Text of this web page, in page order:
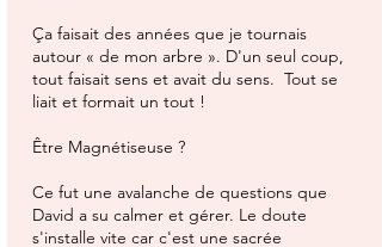
Ça faisait des années que je tournais
autour « de mon arbre ». D'un seul coup,
tout faisait sens et avait du sens. Tout se
liait et formait un tout !
Être Magnétiseuse ?
Ce fut une avalanche de questions que
David a su calmer et gérer. Le doute
s'installe vite car c'est une sacrée